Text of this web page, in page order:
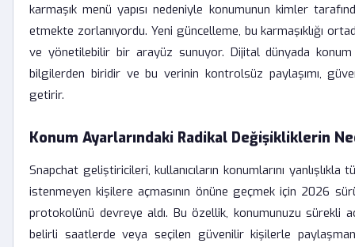
karmaşık menü yapısı nedeniyle konumunun kimler
etmekte zorlanıyordu. Yeni güncelleme, bu karmaşıklığı
ve yönetilebilir bir arayüz sunuyor. Dijital dünyada
bilgilerden biridir ve bu verinin kontrolsüz paylaşımı,
getirir.
Konum Ayarlarındaki Radikal Değişikliklerin
Snapchat geliştiricileri, kullanıcıların konumlarını
istenmeyen kişilere açmasının önüne geçmek için 2026
protokolünü devreye aldı. Bu özellik, konumunuzu sürekli
belirli saatlerde veya seçilen güvenilir kişilerle